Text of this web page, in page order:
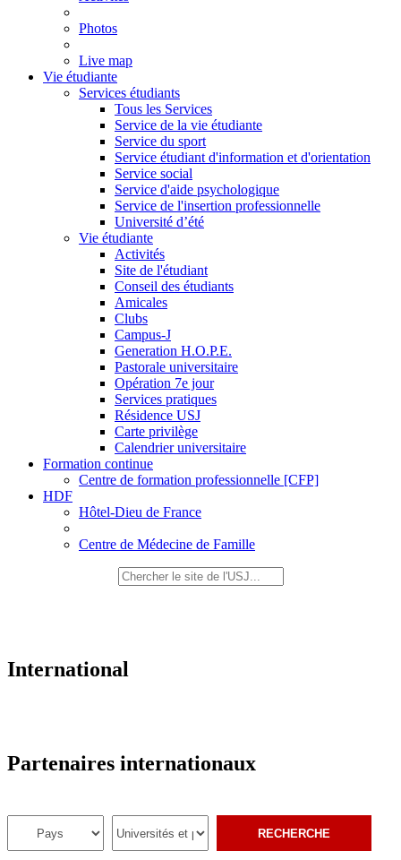
Photos
Live map
Vie étudiante
Services étudiants
Tous les Services
Service de la vie étudiante
Service du sport
Service étudiant d'information et d'orientation
Service social
Service d'aide psychologique
Service de l'insertion professionnelle
Université d’été
Vie étudiante
Activités
Site de l'étudiant
Conseil des étudiants
Amicales
Clubs
Campus-J
Generation H.O.P.E.
Pastorale universitaire
Opération 7e jour
Services pratiques
Résidence USJ
Carte privilège
Calendrier universitaire
Formation continue
Centre de formation professionnelle [CFP]
HDF
Hôtel-Dieu de France
Centre de Médecine de Famille
International
Partenaires internationaux